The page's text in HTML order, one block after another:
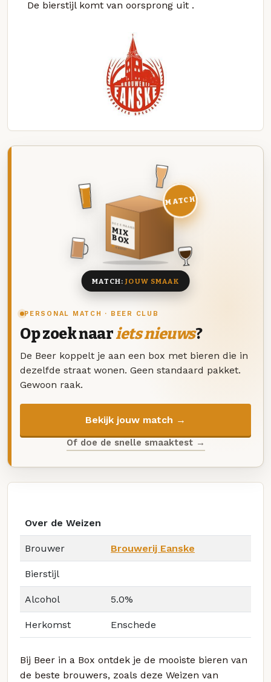
De bierstijl komt van oorsprong uit .
PERSONAL MATCH · BEER CLUB
Op zoek naariets nieuws?
De Beer koppelt je aan een box met bieren die in
dezelfde straat wonen. Geen standaard pakket.
Gewoon raak.
Bekijk jouw match →
Of doe de snelle smaaktest →
DEZE MAAND
MIX
BOX
8 BIEREN
MATCH
MATCH:JOUW SMAAK
Over de Weizen
Brouwer Brouwerij Eanske
Bierstijl
Alcohol 5.0%
Herkomst Enschede
Bij Beer in a Box ontdek je de mooiste bieren van
de beste brouwers, zoals deze Weizen van